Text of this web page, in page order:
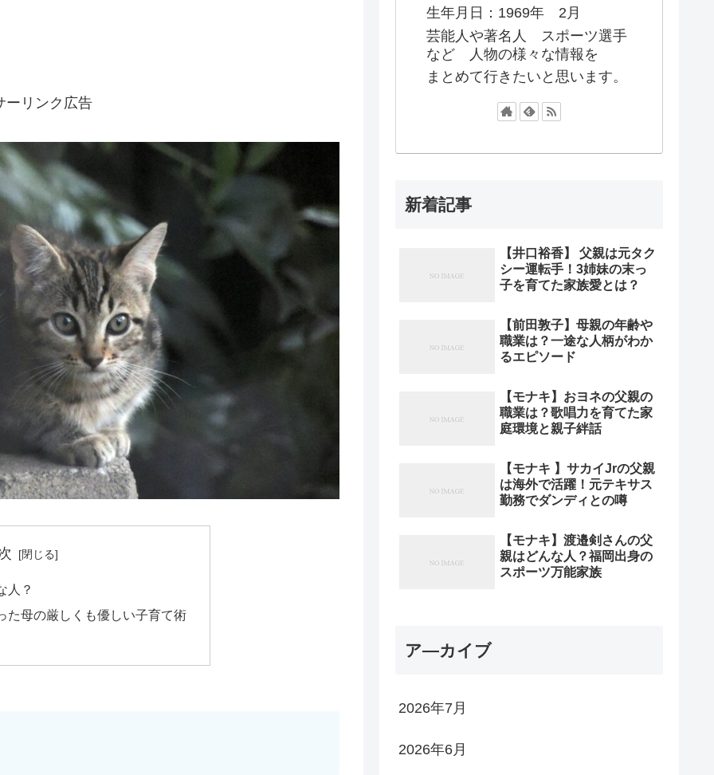
ーリンク広告
人？
た母の厳しくも優しい子育て術
生年月日：1969年 2月
芸能人や著名人 スポーツ選手
など 人物の様々な情報を
まとめて行きたいと思います。
新着記事
【井口裕香】 父親は元タク
シー運転手！3姉妹の末っ
子を育てた家族愛とは？
【前田敦子】母親の年齢や
職業は？一途な人柄がわか
るエピソード
【モナキ】おヨネの父親の
職業は？歌唱力を育てた家
庭環境と親子絆話
【モナキ 】サカイJrの父親
は海外で活躍！元テキサス
勤務でダンディとの噂
【モナキ】渡邉剣さんの父
親はどんな人？福岡出身の
スポーツ万能家族
ア―カイブ
2026年7月
2026年6月